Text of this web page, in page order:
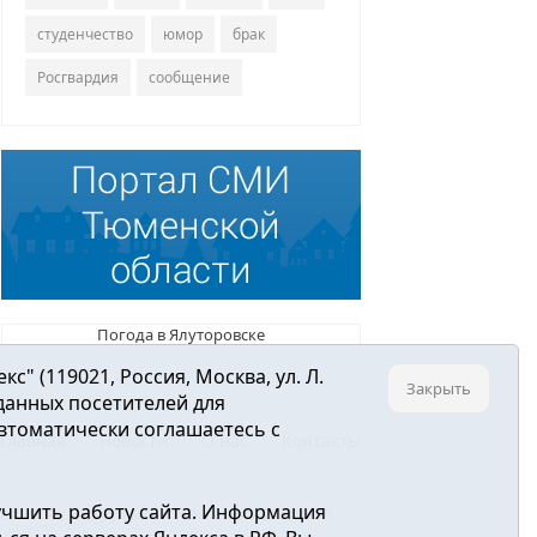
студенчество юмор брак
Росгвардия сообщение
Погода в Ялуторовске
Главная Новости О нас
информационных технологий и
(119021, Россия, Москва, ул. Л.
посетителей для
соглашаетесь с
работу сайта. Информация
Закрыть